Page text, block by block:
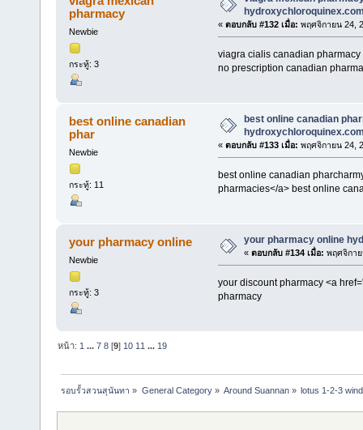
pharmacy
Newbie
กระทู้: 3
« ตอบกลับ #132 เมื่อ: พฤศจิกายน 24,
viagra cialis canadian pharmacy
no prescription canadian
best online canadian
phar
Newbie
กระทู้: 11
best online canadian
« ตอบกลับ #133 เมื่อ: พฤศจิกายน 24,
best online canadian
pharmacies</a> best online
your pharmacy online
Newbie
กระทู้: 3
your pharmacy online
« ตอบกลับ #134 เมื่อ: พฤศจิกา
your discount pharmacy <a
pharmacy
หน้า: 1 ...7 8 [9] 10 11 ... 19
รอบรั้วสวนสุนันทา » General Category» Around Suannan» lotus 1-2-3